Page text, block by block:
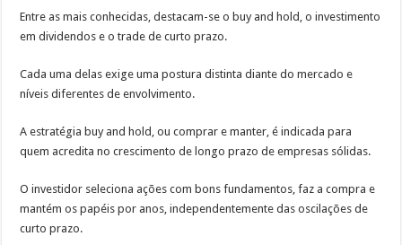
Entre as mais conhecidas, destacam-se o buy and hold, o investimento
em dividendos e o trade de curto prazo.
Cada uma delas exige uma postura distinta diante do mercado e
níveis diferentes de envolvimento.
A estratégia buy and hold, ou comprar e manter, é indicada para
quem acredita no crescimento de longo prazo de empresas sólidas.
O investidor seleciona ações com bons fundamentos, faz a compra e
mantém os papéis por anos, independentemente das oscilações de
curto prazo.